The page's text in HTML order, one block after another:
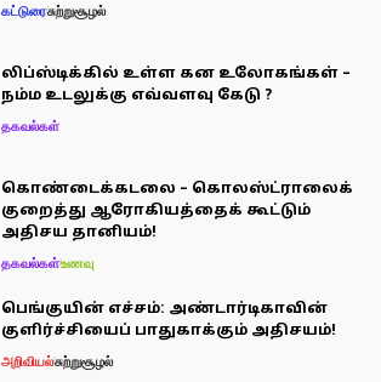
கட்டுரைசுற்றுசூழல்
லிப்ஸ்டிக்கில் உள்ள கன உலோகங்கள் –
நம்ம உடலுக்கு எவ்வளவு கேடு ?
தகவல்கள்
கொண்டைக்கடலை – கொலஸ்ட்ராலைக்
குறைத்து ஆரோகியத்தைக் கூட்டும்
அதிசய தானியம்!
தகவல்கள்உணவு
பெங்குயின் எச்சம்: அண்டார்டிகாவின்
குளிர்ச்சியைப் பாதுகாக்கும் அதிசயம்!
அறிவியல்சுற்றுசூழல்